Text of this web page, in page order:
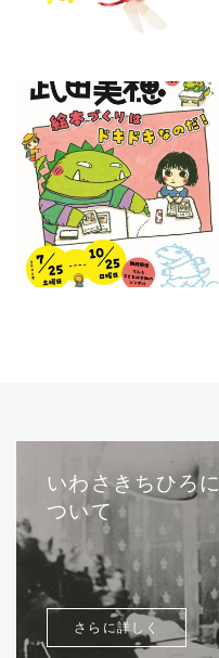
いわさきちひろに
ついて
さらに詳しく